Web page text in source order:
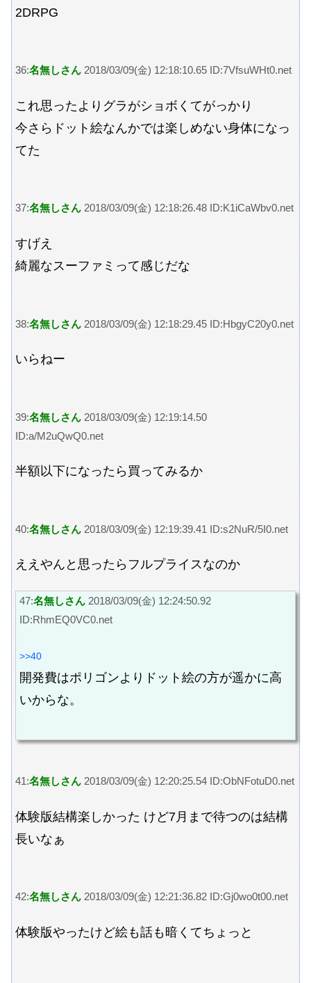
2DRPG
36:名無しさん 2018/03/09(金) 12:18:10.65 ID:7VfsuWHt0.net
これ思ったよりグラがショボくてがっかり
今さらドット絵なんかでは楽しめない身体になっ
てた
37:名無しさん 2018/03/09(金) 12:18:26.48 ID:K1iCaWbv0.net
すげえ
綺麗なスーファミって感じだな
38:名無しさん 2018/03/09(金) 12:18:29.45 ID:HbgyC20y0.net
いらねー
39:名無しさん 2018/03/09(金) 12:19:14.50
ID:a/M2uQwQ0.net
半額以下になったら買ってみるか
40:名無しさん 2018/03/09(金) 12:19:39.41 ID:s2NuR/5I0.net
ええやんと思ったらフルプライスなのか
47:名無しさん 2018/03/09(金) 12:24:50.92
ID:RhmEQ0VC0.net
>>40
開発費はポリゴンよりドット絵の方が遥かに高
いからな。
41:名無しさん 2018/03/09(金) 12:20:25.54 ID:ObNFotuD0.net
体験版結構楽しかった けど7月まで待つのは結構
長いなぁ
42:名無しさん 2018/03/09(金) 12:21:36.82 ID:Gj0wo0t00.net
体験版やったけど絵も話も暗くてちょっと